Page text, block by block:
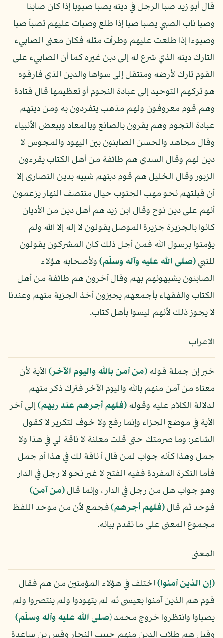
قال أبو زيد صبا الرجل في دينه يصبا صبوبا إذا كان صابئا
وصبا ناب الصبي يصبا صبا إذا طلع وصبات عليهم تصبأ صبا
وصبوءا إذا طلعت عليهم وطرأت مثله فكان معنى الصابيء
التارك دينه الذي شرع له إلى دين غيره كما أن الصابيء على
القوم تارك لأرضه ومنتقل إلى سواها والدين الذي فارقوه
هو تركهم التوحيد إلى عبادة النجوم أو تعظيمها قال قتادة
وهم قوم معروفون ولهم مذهب يتفردون به ومن دينهم
عبادة النجوم وهم يقرون بالصانع وبالمعاد وببعض الأنبياء
وقال مجاهد والحسن الصابئون بين اليهود والمجوس لا
دين لهم وقال السدي هم طائفة من أهل الكتاب يقرءون
الزبور وقال الخليل هم قوم دينهم شبيه بدين النصارى إلا
أن قبلتهم نحو مهب الجنوب حيال منتصف النهار يزعمون
أنهم على دين نوح وقال ابن زيد هم أهل دين من الأديان
كانوا بالجزيرة جزيرة الموصل يقولون لا إله إلا الله ولم
يؤمنوا برسول الله فمن أجل ذلك كان المشركون يقولون
للنبي(صلى الله عليه وآله وسلّم)ولأصحابه هؤلاء
الصابئون يشبهونهم بهم وقال آخرون هم طائفة من أهل
الكتاب والفقهاء بأجمعهم يجيزون أخذ الجزية منهم وعندنا
لا يجوز ذلك لأنهم ليسوا بأهل كتاب.
الإعراب
خبر إن جملة قوله﴿من آمن بالله واليوم الآخر﴾الآية لأن
معناه من آمن منهم بالله واليوم الآخر فترك ذكر منهم
لدلالة الكلام عليه وقوله﴿فلهم أجرهم عند ربهم﴾إلى آخر
الآية في موضع الجزاء وإنما رفع ولا خوف لتكرير لا كقول
الشاعر: وما صرمتك حتى قلت معلنة لا ناقة لي في هذا ولا
جمل وهذا كأنه جواب لمن قال أ ناقة لك في هذا أم جمل
فأما النكرة المفردة ففيه الفتح لا غير نحو لا رجل في الدار
وهو جواب هل من رجل في الدار ، وإنما قال﴿من آمن﴾
فوحد ثم قال﴿فلهم أجرهم﴾فجمع لأن من موحد اللفظ
مجموع المعنى على ما تقدم بيانه.
المعنى
﴿إن الذين آمنوا﴾اختلف في هؤلاء المؤمنين من هم فقال
قوم هم الذين آمنوا بعيسى ثم لم يتهودوا ولم ينتصروا ولم
يصباوا وانتظروا خروج محمد(صلى الله عليه وآله وسلّم)
وقيل هم طلاب الدين منهم حبيب النجار وقس بن ساعدة